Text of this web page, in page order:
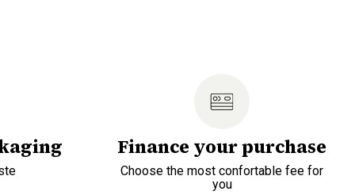
Finance your purchase
Choose the most confortable fee for
you